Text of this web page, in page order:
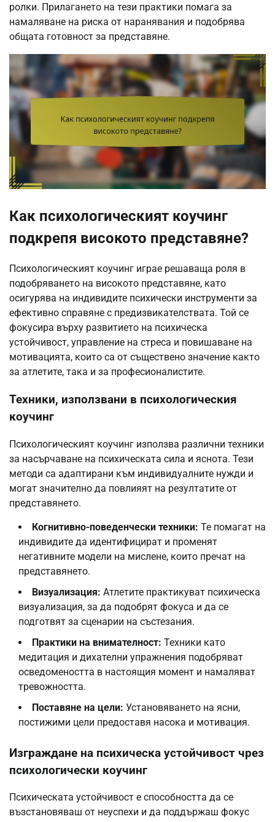
ролки. Прилагането на тези практики помага за
намаляване на риска от наранявания и подобрява
общата готовност за представяне.
Как психологическият коучинг
подкрепя високото представяне?
Психологическият коучинг играе решаваща роля в
подобряването на високото представяне, като
осигурява на индивидите психически инструменти за
ефективно справяне с предизвикателствата. Той се
фокусира върху развитието на психическа
устойчивост, управление на стреса и повишаване на
мотивацията, които са от съществено значение както
за атлетите, така и за професионалистите.
Техники, използвани в психологическия
коучинг
Психологическият коучинг използва различни техники
за насърчаване на психическата сила и яснота. Тези
методи са адаптирани към индивидуалните нужди и
могат значително да повлияят на резултатите от
представянето.
Когнитивно-поведенчески техники: Те помагат на
индивидите да идентифицират и променят
негативните модели на мислене, които пречат на
представянето.
Визуализация: Атлетите практикуват психическа
визуализация, за да подобрят фокуса и да се
подготвят за сценарии на състезания.
Практики на внимателност: Техники като
медитация и дихателни упражнения подобряват
осведомеността в настоящия момент и намаляват
тревожността.
Поставяне на цели: Установяването на ясни,
постижими цели предоставя насока и мотивация.
Изграждане на психическа устойчивост чрез
психологически коучинг
Психическата устойчивост е способността да се
възстановяваш от неуспехи и да поддържаш фокус